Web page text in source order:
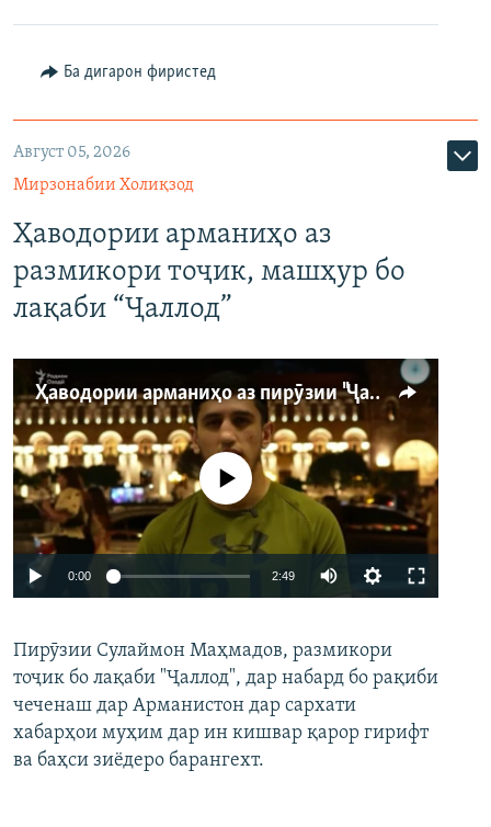
Ба дигарон фиристед
Август 05, 2026
Мирзонабии Холиқзод
Ҳаводории арманиҳо аз
размикори тоҷик, машҳур бо
лақаби “Ҷаллод”
Ҳаводории арманиҳо аз пирӯзии "Ҷаллод"-и тоҷик
Auto 240p 360p 480p
720p 1080p
Феълан кор намекунад
0:00 2:49
360p
480p
Пирӯзии Сулаймон Маҳмадов, размикори
тоҷик бо лақаби "Ҷаллод", дар набард бо рақиби
чеченаш дар Арманистон дар сархати
хабарҳои муҳим дар ин кишвар қарор гирифт
ва баҳси зиёдеро барангехт.